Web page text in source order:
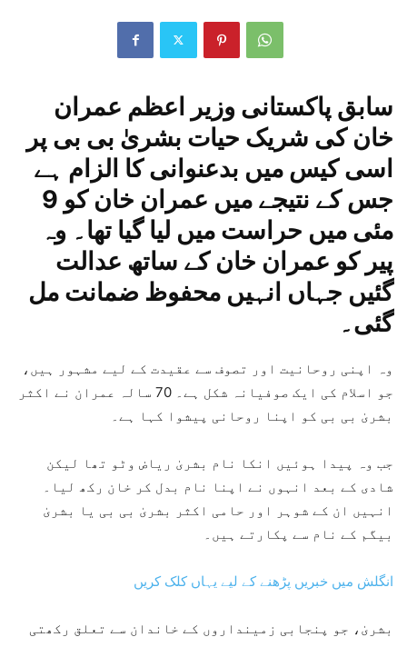
سابق پاکستانی وزیر اعظم عمران
خان کی شریک حیات بشریٰ بی بی پر
اسی کیس میں بدعنوانی کا الزام ہے
جس کے نتیجے میں عمران خان کو 9
مئی میں حراست میں لیا گیا تھا۔ وہ
پیر کو عمران خان کے ساتھ عدالت
گئیں جہاں انہیں محفوظ ضمانت مل
گئی۔
وہ اپنی روحانیت اور تصوف سے عقیدت کے لیے مشہور ہیں،
جو اسلام کی ایک صوفیانہ شکل ہے۔ 70 سالہ عمران نے اکثر
بشریٰ بی بی کو اپنا روحانی پیشوا کہا ہے۔
جب وہ پیدا ہوئیں انکا نام بشریٰ ریاض وٹو تھا لیکن
شادی کے بعد انہوں نے اپنا نام بدل کر خان رکھ لیا۔
انہیں ان کے شوہر اور حامی اکثر بشریٰ بی بی یا بشریٰ
بیگم کے نام سے پکارتے ہیں۔
انگلش میں خبریں پڑھنے کے لیے یہاں کلک کریں
بشریٰ، جو پنجابی زمینداروں کے خاندان سے تعلق رکھتی